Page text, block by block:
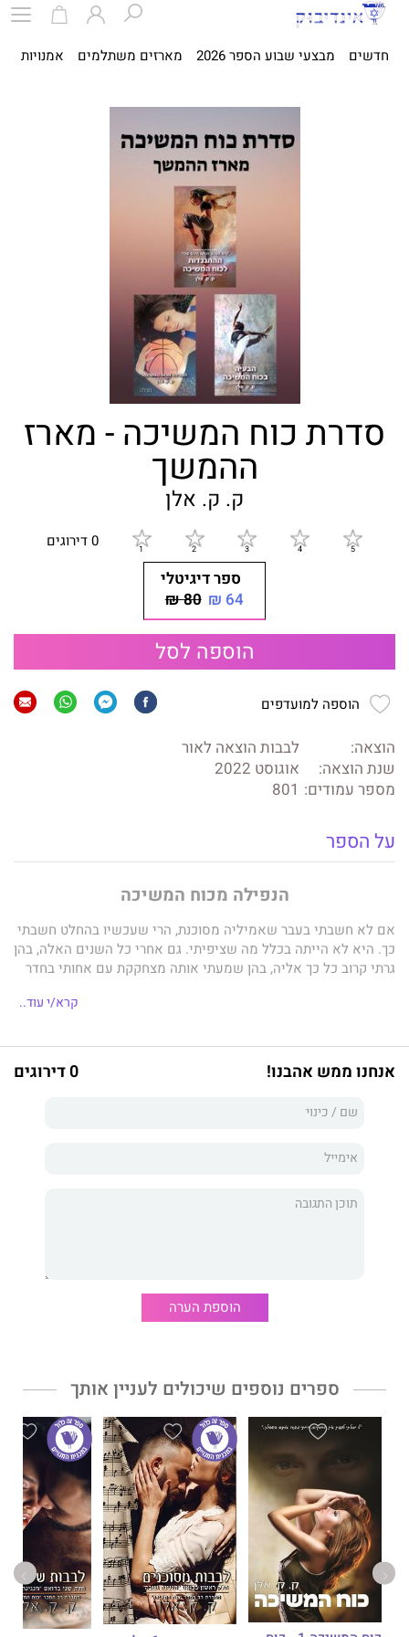
חדשים מבצעי שבוע הספר 2026 מארזים משתלמים אמנויות
סדרת כוח המשיכה - מארז
ההמשך
ק. ק. אלן
0 דירוגים
ספר דיגיטלי
64 ₪
80 ₪
הוספה לסל
הוספה למועדפים
הוצאה:
לבבות הוצאה לאור
שנת הוצאה:
אוגוסט 2022
מספר עמודים: 801
על הספר
הנפילה מכוח המשיכה
אם לא חשבתי בעבר שאמיליה מסוכנת, הרי שעכשיו בהחלט חשבתי
כך. היא לא הייתה בכלל מה שציפיתי. גם אחרי כל השנים האלה, בהן
גרתי קרוב כל כך אליה, בהן שמעתי אותה מצחקקת עם אחותי בחדר
הכול.
מהעובדה שטוביאס ג'יימס היה השכן של אמיליה והאח הגדול של
הגדול ביותר שלה עומד להתגשם.
לא עכשיו.
לא כאן.
אבל טוביאס מפציע שוב בחייה, כאילו לא עזב מעולם. למרבה הצער,
היא לעולם לא תשכח מה קרה אחרי שעזב.
הכדור נמצא עכשיו במגרש של אמיליה, אבל טוביאס מסוגל לגנוב –
את הכוח שלה, את הנחישות שלה, את ליבה... כשהוא מבקש הזדמנות
שנייה להצית מחדש את הקשר ביניהם, התשובה היא פשוטה.
אי אפשר.
קרא/י עוד..
אנחנו ממש אהבנו! 0 דירוגים
הוספת הערה
ספרים נוספים שיכולים לעניין אותך